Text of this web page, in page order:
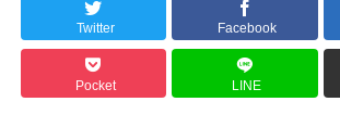
Twitter Facebook
Pocket LINE